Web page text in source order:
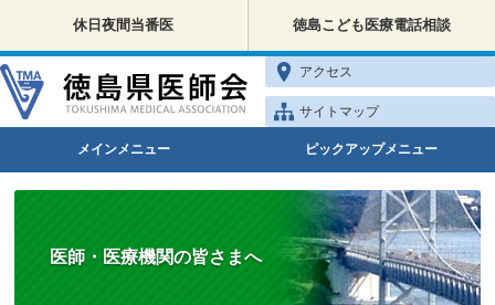
休日夜間当番医 徳島こども医療電話相談
アクセス
サイトマップ
メインメニュー ピックアップメニュー
医師・医療機関の皆さまへ